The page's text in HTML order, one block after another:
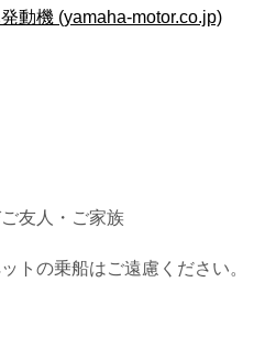
動機 (yamaha-motor.co.jp)
友人・ご家族
トの乗船はご遠慮ください。